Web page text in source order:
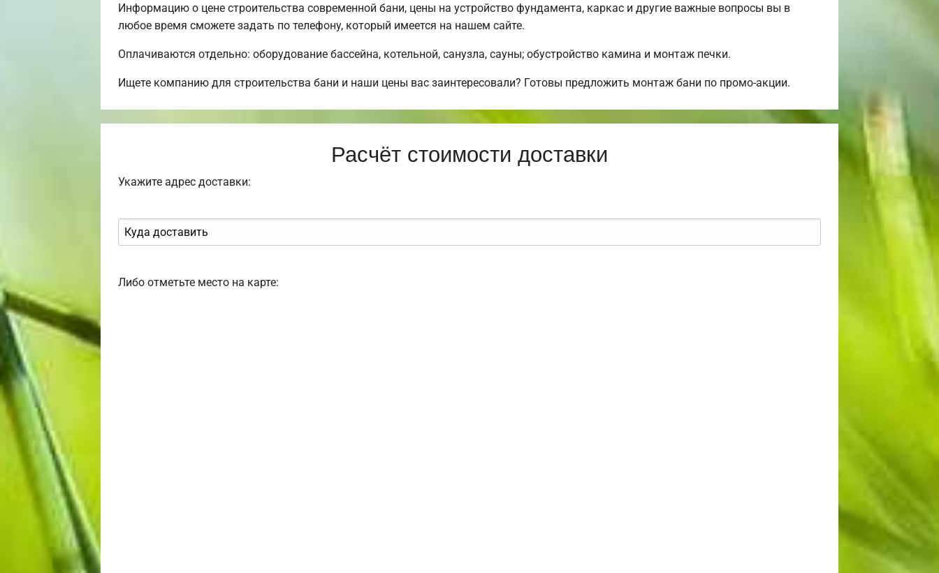
Информацию о цене строительства современной бани, цены на устройство фундамента, каркас и другие важные вопросы вы в
любое время сможете задать по телефону, который имеется на нашем сайте.
Оплачиваются отдельно: оборудование бассейна, котельной, санузла, сауны; обустройство камина и монтаж печки.
Ищете компанию для строительства бани и наши цены вас заинтересовали? Готовы предложить монтаж бани по промо-акции.
Расчёт стоимости доставки
Укажите адрес доставки:
Либо отметьте место на карте: